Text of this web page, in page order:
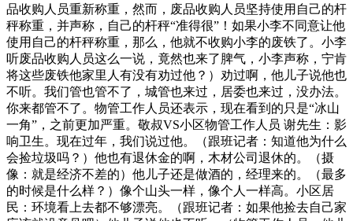
品收购人员重新称重，然而，废品收购人员坚持使用自己的杆
秤称重，并声称，自己的杆秤“准得很”！如果小李不同意让他
使用自己的杆秤称重，那么，他就不收购小李的废铁了。小李
听废品收购人员这么一说，竟然也来了脾气，小李声称，宁肯
将这些废铁他家里人有没有劝过他？）劝过啊，他儿子说他也
不听。我们管也管不了，城管也来过，居委也来过，没办法。
你来都管不了。物管工作人员还表示，现在看到的只是“冰山
一角”，之前更加严重。敬叔VS小区物管工作人员 谢先生：影
响卫生。现在过年，我们说过他。（跟班记者：知道他为什么
会捡垃圾吗？）他也有退休金的啊，木材公司退休的。（摄
像：就是经济不差的）他儿子还是做酒的，经理来的。（最多
的时候是什么样？）像个山头一样，像个人一样高。小区居
民：环境看上去都不够漂亮。（跟班记者：如果他捡去自己家